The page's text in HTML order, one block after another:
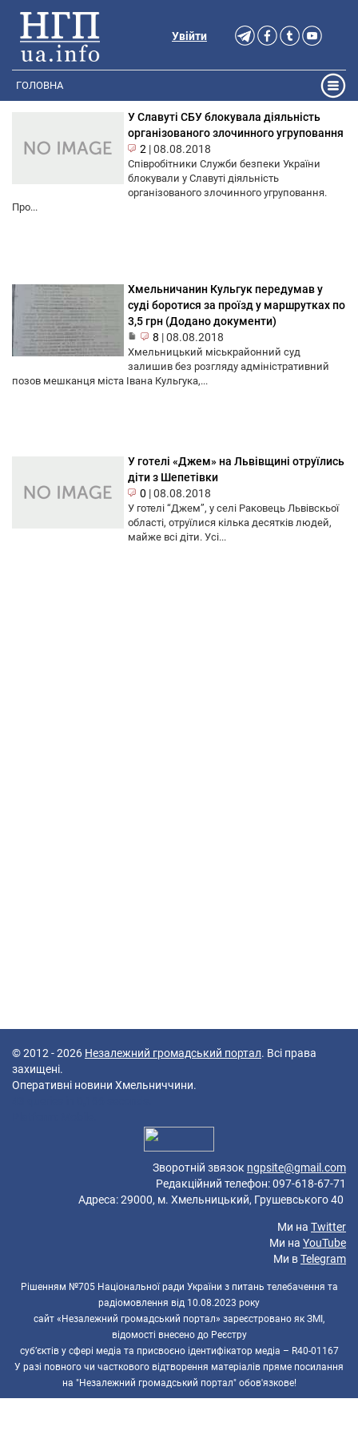
Увійти
ГОЛОВНА
У Славуті СБУ блокувала діяльність
організованого злочинного угруповання
2 |08.08.2018
Співробітники Служби безпеки України
блокували у Славуті діяльність
організованого злочинного угруповання.
Про...
Хмельничанин Кульгук передумав у
суді боротися за проїзд у маршрутках по
3,5 грн (Додано документи)
8 |08.08.2018
Хмельницький міськрайонний суд
залишив без розгляду адміністративний
позов мешканця міста Івана Кульгука,...
У готелі «Джем» на Львівщині отруїлись
діти з Шепетівки
0 |08.08.2018
У готелі “Джем”, у селі Раковець Львівскьої
області, отруїлися кілька десятків людей,
майже всі діти. Усі...
© 2012 - 2026 Незалежний громадський портал. Всі права
захищені.
Оперативні новини Хмельниччини.
Зворотній звязок ngpsite@gmail.com
Редакційний телефон: 097-618-67-71
Адреса: 29000, м. Хмельницький, Грушевського 40
Ми на Twitter
Ми на YouTube
Ми вTelegram
Рішенням №705 Національної ради України з питань телебачення та
радіомовлення від 10.08.2023 року
сайт «Незалежний громадський портал» зареєстровано як ЗМІ,
відомості внесено до Реєстру
суб’єктів у сфері медіа та присвоєно ідентифікатор медіа – R40-01167
У разі повного чи часткового відтворення матеріалів пряме посилання
на "Незалежний громадський портал" обов'язкове!